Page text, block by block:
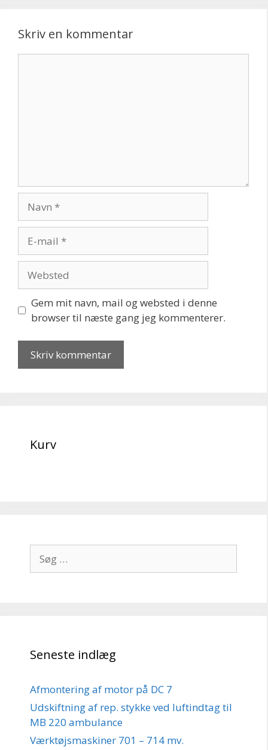
Skriv en kommentar
mail
Gem mit navn, mail og websted i denne
browser til næste gang jeg kommenterer.
Kurv
efter:
Seneste indlæg
Afmontering af motor på DC 7
Udskiftning af rep. stykke ved luftindtag til
MB 220 ambulance
Værktøjsmaskiner 701 – 714 mv.